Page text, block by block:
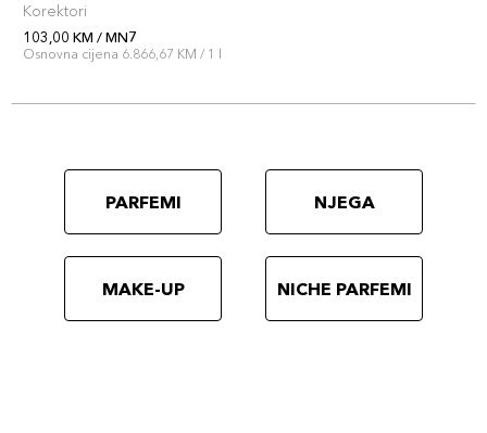
Korektori
103,00 KM / MN7
Osnovna cijena 6.866,67 KM / 1 l
PARFEMI NJEGA
MAKE-UP NICHE PARFEMI